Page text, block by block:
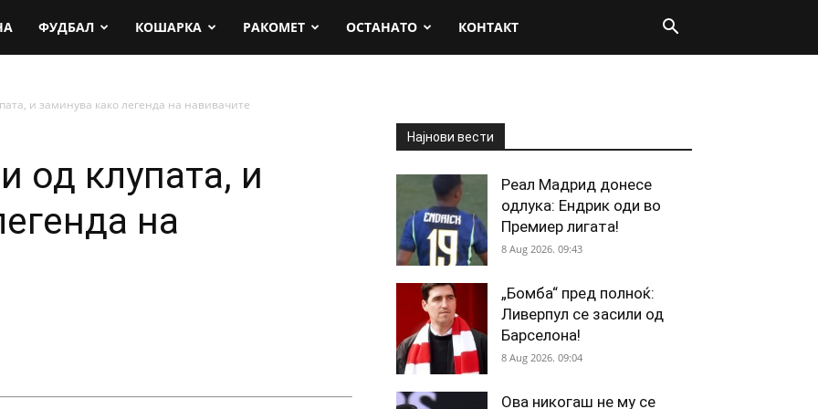
ФУДБАЛ КОШАРКА РАКОМЕТ ОСТАНАТО КОНТАКТ
и заминува како легенда на навивачите
од клупата, и
на
Најнови вести
Реал Мадрид донесе
одлука: Ендрик оди во
Премиер лигата!
8 Aug 2026. 09:43
„Бомба“ пред полноќ:
Ливерпул се засили од
Барселона!
8 Aug 2026. 09:04
Ова никогаш не му се